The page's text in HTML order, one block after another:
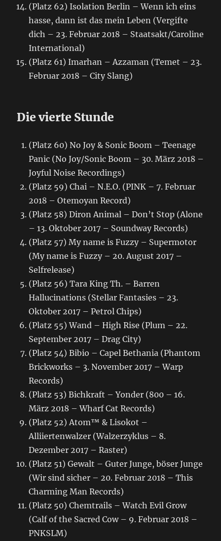
(Platz 62) Isolation Berlin – Wenn ich eins
hasse, dann ist das mein Leben (Vergifte
dich – 23. Februar 2018 – Staatsakt/Caroline
International)
(Platz 61) Imarhan – Azzaman (Temet – 23.
Februar 2018 – City Slang)
Die vierte Stunde
(Platz 60) No Joy & Sonic Boom – Teenage
Panic (No Joy/Sonic Boom – 30. März 2018 –
Joyful Noise Recordings)
(Platz 59) Chai – N.E.O. (PINK – 7. Februar
2018 – Otemoyan Record)
(Platz 58) Diron Animal – Don’t Stop (Alone
– 13. Oktober 2017 – Soundway Records)
(Platz 57) My name is Fuzzy – Supermotor
(My name is Fuzzy – 20. August 2017 –
Selfrelease)
(Platz 56) Tara King Th. – Barren
Hallucinations (Stellar Fantasies – 23.
Oktober 2017 – Petrol Chips)
(Platz 55) Wand – High Rise (Plum – 22.
September 2017 – Drag City)
(Platz 54) Bibio – Capel Bethania (Phantom
Brickworks – 3. November 2017 – Warp
Records)
(Platz 53) Bichkraft – Yonder (800 – 16.
März 2018 – Wharf Cat Records)
(Platz 52) Atom™ & Lisokot –
Alliiertenwalzer (Walzerzyklus – 8.
Dezember 2017 – Raster)
(Platz 51) Gewalt – Guter Junge, böser Junge
(Wir sind sicher – 20. Februar 2018 – This
Charming Man Records)
(Platz 50) Chemtrails – Watch Evil Grow
(Calf of the Sacred Cow – 9. Februar 2018 –
PNKSLM)